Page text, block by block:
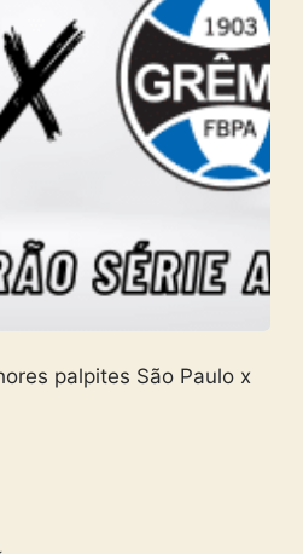
palpites São Paulo x